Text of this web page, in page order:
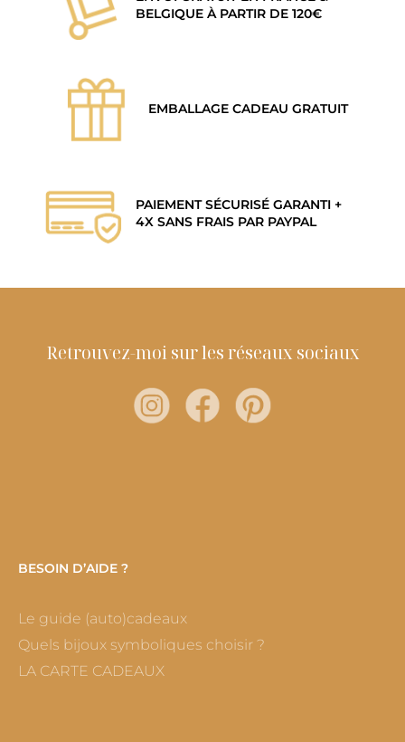
BELGIQUE À PARTIR DE 120€
EMBALLAGE CADEAU GRATUIT
PAIEMENT SÉCURISÉ GARANTI +
4X SANS FRAIS PAR PAYPAL
Retrouvez-moi sur les réseaux sociaux
BESOIN D’AIDE ?
Le guide (auto)cadeaux
Quels bijoux symboliques choisir ?
LA CARTE CADEAUX